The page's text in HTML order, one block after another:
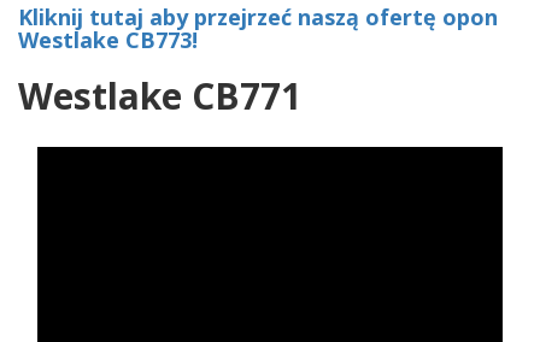
Kliknij tutaj aby przejrzeć naszą ofertę opon
Westlake CB773!
Westlake CB771